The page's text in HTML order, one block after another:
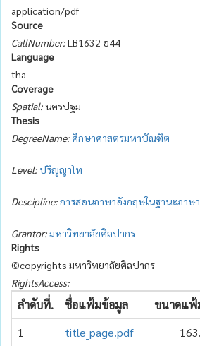
application/pdf
Source
CallNumber:LB1632 อ44
Language
tha
Coverage
Spatial:นครปฐม
Thesis
DegreeName: ศึกษาศาสตรมหาบัณฑิต
Level:ปริญญาโท
Descipline:การสอนภาษาอังกฤษในฐานะภาษ
Grantor:มหาวิทยาลัยศิลปากร
Rights
©copyrights มหาวิทยาลัยศิลปากร
RightsAccess:
ลำดับที่. ชื่อแฟ้มข้อมูล ขนาดแฟ้
1
title_page.pdf